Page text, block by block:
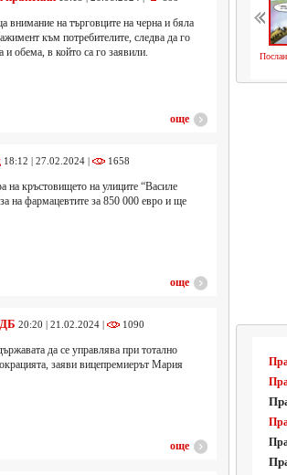
на търговците на черна и бяла
към потребителите, следва да го
обема, в който са го заявили.
още
18:12 | 27.02.2024 | 1658
на кръстовището на улиците “Василе
на фармацевтите за 850 000 евро и ще
още
20:20 | 21.02.2024 | 1090
да се управлява при тотално
заяви вицепремиерът Мария
още